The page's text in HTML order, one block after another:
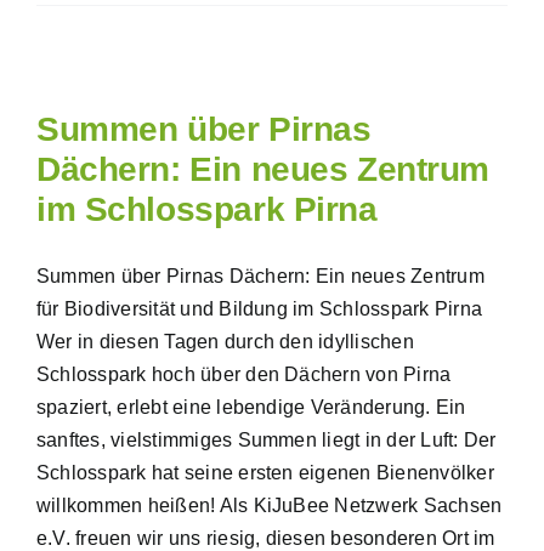
Summen über Pirnas
Dächern: Ein neues Zentrum
im Schlosspark Pirna
Summen über Pirnas Dächern: Ein neues Zentrum
für Biodiversität und Bildung im Schlosspark Pirna
Wer in diesen Tagen durch den idyllischen
Schlosspark hoch über den Dächern von Pirna
spaziert, erlebt eine lebendige Veränderung. Ein
sanftes, vielstimmiges Summen liegt in der Luft: Der
Schlosspark hat seine ersten eigenen Bienenvölker
willkommen heißen! Als KiJuBee Netzwerk Sachsen
e.V. freuen wir uns riesig, diesen besonderen Ort im